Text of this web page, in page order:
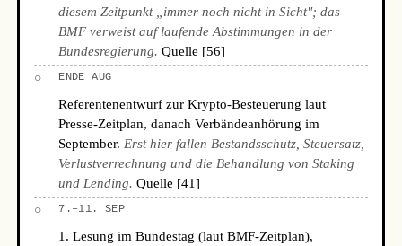
diesem Zeitpunkt „immer noch nicht in Sicht"; das
BMF verweist auf laufende Abstimmungen in der
Bundesregierung. Quelle [56]
○ ENDE AUG
Referentenentwurf zur Krypto-Besteuerung laut
Presse-Zeitplan, danach Verbändeanhörung im
September. Erst hier fallen Bestandsschutz, Steuersatz,
Verlustverrechnung und die Behandlung von Staking
und Lending. Quelle [41]
○ 7.–11. SEP
1. Lesung im Bundestag (laut BMF-Zeitplan),